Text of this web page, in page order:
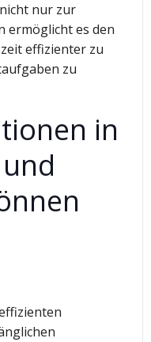
nur zur
ermöglicht es den
effizienter zu
zu
in